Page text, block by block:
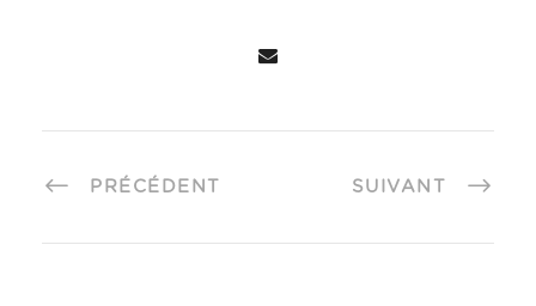
PRÉCÉDENT SUIVANT